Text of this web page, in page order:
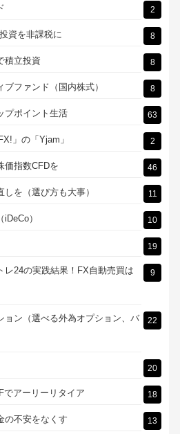
2
資を非課税に 8
積立投資 8
ファンド（国内株式） 8
プポイント生活 63
」の「Yjam」 2
価指数CFDを 46
を（選び方も大事） 11
） 10
19
レ24の実践結果！FX自動売買は 9
ョン（選べる外為オプション、バ 22
20
でアーリーリタイア 18
の不安をなくす 13